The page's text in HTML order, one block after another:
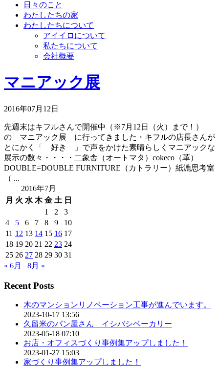
日々のこと
わたしたちの家
わたしたちについて
アイイロについて
私たちについて
会社概要
マニアック展
2016年07月12日
先週末はキフルさんで開催中（※7月12日（火）まで！）
の マニアック展 に行ってきました・キフルの店長さんが
とにかく「 好き 」で声をかけた素晴らしくマニアックな
展示の数々・・・・二象舎（オートマタ）cokeco（革）
DOUBLE=DOUBLE FURNITURE（カトラリー）紙漉思考室
（ ...
2016年7月
月 火 水 木 金 土 日
1
2
3
4
5 6 7 8 9
10
11 12 13 14 15 16 17
18 19 20 21 22 23 24
25 26 27 28 29 30 31
« 6月
8月 »
Recent Posts
木のマンションリノベーション工事が進んでいます。
2023-10-17 13:56
久留米のパン屋さん イシバシベーカリー
2023-05-18 07:10
お店・オフィスづくり事例集アップしました！
2023-01-27 15:03
家づくり事例集アップしました！